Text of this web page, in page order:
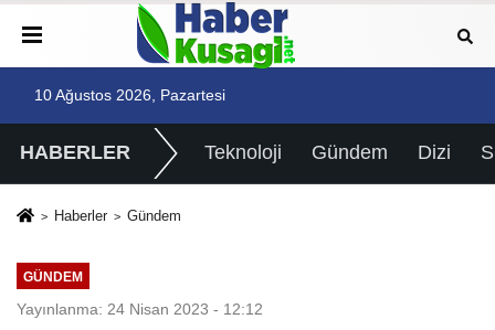
10 Ağustos 2026, Pazartesi
HABERLER Teknoloji Gündem Dizi
Haberler Gündem
GÜNDEM
Yayınlanma: 24 Nisan 2023 - 12:12